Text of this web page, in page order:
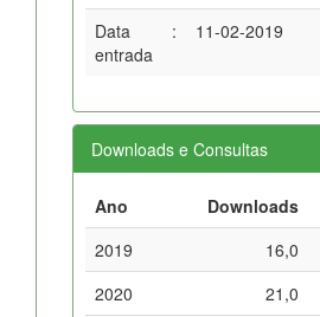
Data
entrada
: 11-02-2019
Downloads e Consultas
Ano Downloads
2019
16,0
2020
21,0